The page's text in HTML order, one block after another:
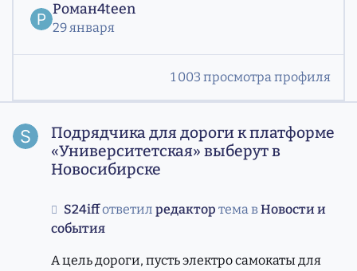
Роман4teen
29 января
1 003 просмотра профиля
Подрядчика для дороги к платформе
«Университетская» выберут в
Новосибирске
S24iffответилредактор тема вНовости и
события
А цель дороги, пусть электро самокаты для